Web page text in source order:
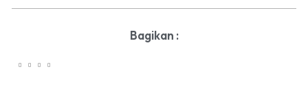
Bagikan :